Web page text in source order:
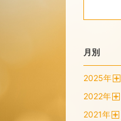
月別
2025年
2022年
2021年